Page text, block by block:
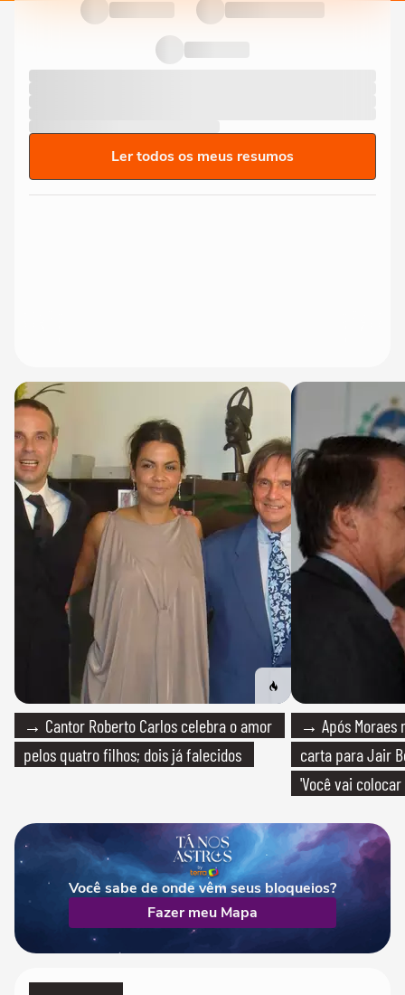
Ler todos os meus resumos
→ Cantor Roberto Carlos celebra o amor
pelos quatro filhos; dois já falecidos
→ Após Moraes
carta para Jair
'Você vai
Você sabe de onde vêm seus bloqueios?
Fazer meu Mapa